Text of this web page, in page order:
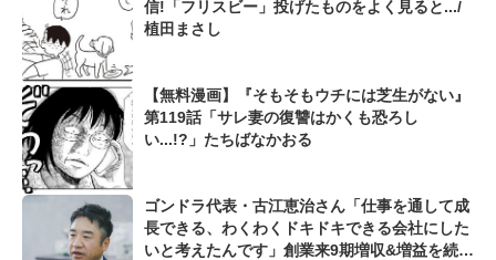
信!「フリスビー」投げたものをよく見ると.../
植田まさし
【無料漫画】『そもそもウチには芝生がない』
第119話「サレ妻の復讐はかくも恐ろし
い...!?」たちばなかおる
ゴンドラ代表・古江恵治さん「仕事を通して成
長できる、わくわくドキドキできる会社にした
いと考えたんです」創業来9期増収&増益を続け